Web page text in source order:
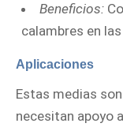
Beneficios:
calambres en
Aplicaciones
Estas medias
necesitan apoyo